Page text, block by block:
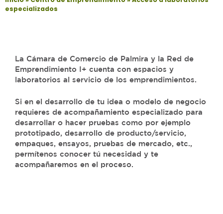
especializados
La Cámara de Comercio de Palmira y la Red de
Emprendimiento I+ cuenta con espacios y
laboratorios al servicio de los emprendimientos.
Si en el desarrollo de tu idea o modelo de negocio
requieres de acompañamiento especializado para
desarrollar o hacer pruebas como por ejemplo
prototipado, desarrollo de producto/servicio,
empaques, ensayos, pruebas de mercado, etc.,
permítenos conocer tú necesidad y te
acompañaremos en el proceso.